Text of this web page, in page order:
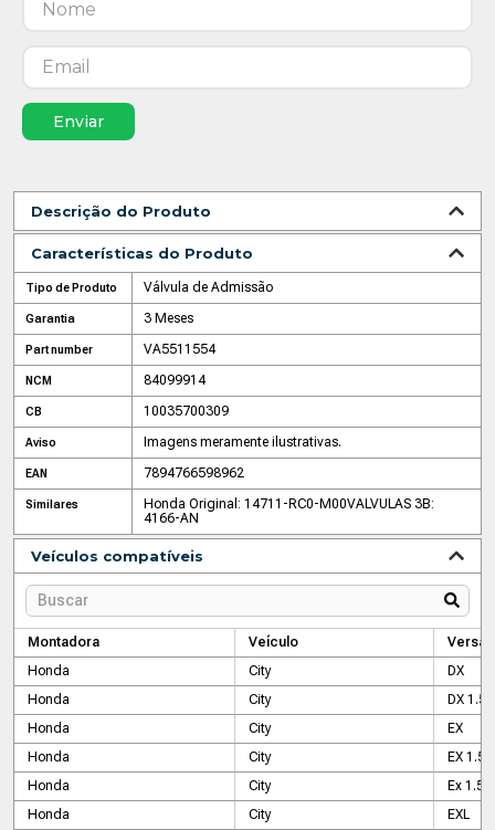
Enviar
Descrição do Produto
Características do Produto
Tipo de Produto Válvula de Admissão
Garantia 3 Meses
Part number VA5511554
NCM 84099914
CB 10035700309
Aviso Imagens meramente ilustrativas.
EAN 7894766598962
Similares Honda Original: 14711-RC0-M00VALVULAS 3B:
4166-AN
Veículos compatíveis
Montadora Veículo
Versão
Honda
City
DX
Honda
City
DX 1.5
Honda
City
EX
Honda
City
EX 1.5
Honda
City
Ex 1.5
Honda
City
EXL